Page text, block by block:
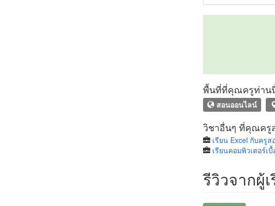
พื้นที่ที่คุณครูท่าน
สอนออนไลน์
วิชาอื่นๆ ที่คุณครู
เรียน Excel กับครู
เรียนคอมพิวเตอร์
รีวิวจากผู้